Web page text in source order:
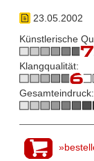
23.05.2002
Künstlerische
Klangqualität:
Gesamteindruck: